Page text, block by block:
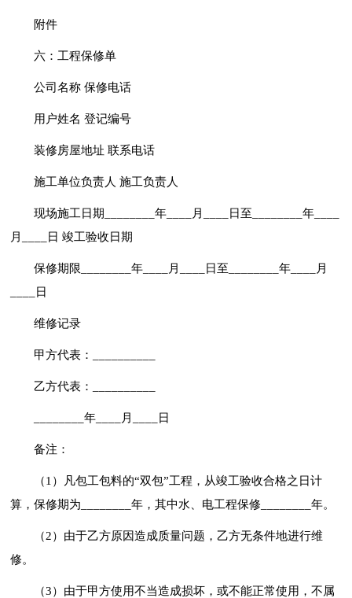
附件
六：工程保修单
公司名称 保修电话
用户姓名 登记编号
装修房屋地址 联系电话
施工单位负责人 施工负责人
现场施工日期________年____月____日至________年____
月____日 竣工验收日期
保修期限________年____月____日至________年____月
____日
维修记录
甲方代表：__________
乙方代表：__________
________年____月____日
备注：
（1）凡包工包料的“双包”工程，从竣工验收合格之日计
算，保修期为________年，其中水、电工程保修________年。
（2）由于乙方原因造成质量问题，乙方无条件地进行维
修。
（3）由于甲方使用不当造成损坏，或不能正常使用，不属